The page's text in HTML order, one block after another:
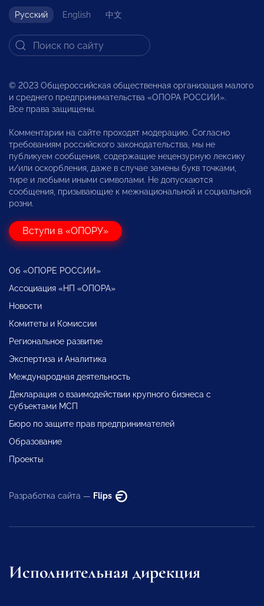
Русский English 中文
© 2023 Общероссийская общественная организация малого
и среднего предпринимательства «ОПОРА РОССИИ».
Все права защищены.
Комментарии на сайте проходят модерацию. Согласно
требованиям российского законодательства, мы не
публикуем сообщения, содержащие нецензурную лексику
и/или оскорбления, даже в случае замены букв точками,
тире и любыми иными символами. Не допускаются
сообщения, призывающие к межнациональной и социальной
розни.
Вступи в «ОПОРУ»
Об «ОПОРЕ РОССИИ»
Ассоциация «НП «ОПОРА»
Новости
Комитеты и Комиссии
Региональное развитие
Экспертиза и Аналитика
Международная деятельность
Декларация о взаимодействии крупного бизнеса с
субъектами МСП
Бюро по защите прав предпринимателей
Образование
Проекты
Разработка сайта — Flips
Исполнительная дирекция